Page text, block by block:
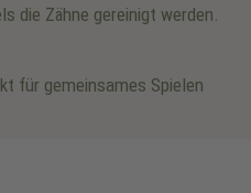
die Zähne gereinigt werden.
für gemeinsames Spielen